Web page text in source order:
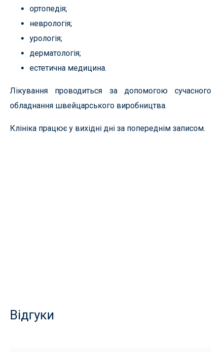
ортопедія;
неврологія;
урологія;
дерматологія;
естетична медицина.
Лікування проводиться за допомогою сучасного
обладнання швейцарського виробництва.
Клініка працює у вихідні дні за попереднім записом.
Відгуки